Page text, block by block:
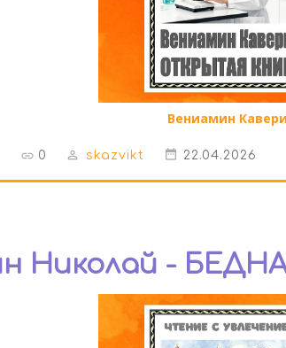
Вениамин
0 skazvikt 22.04.2026
Николай -